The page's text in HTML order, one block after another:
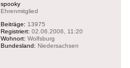
spooky
Ehrenmitglied
Beiträge: 13975
Registriert: 02.06.2006, 11:20
Wohnort: Wolfsburg
Bundesland: Niedersachsen